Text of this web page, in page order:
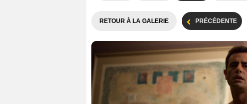
RETOUR À LA GALERIE PRÉCÉDENTE